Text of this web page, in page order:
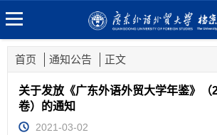
首页 通知公告 正文
关于发放《广东外语外贸大学年鉴》（
卷）的通知
2021-03-02